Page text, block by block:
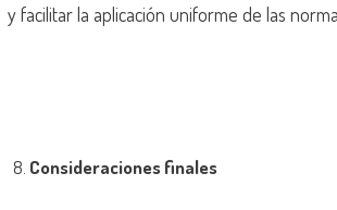
y facilitar la aplicación uniforme de las
Consideraciones finales